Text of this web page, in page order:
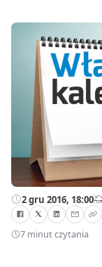
2 gru 2016, 18:00—
7 minut czytania